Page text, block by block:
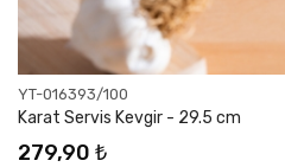
YT-016393/100
Karat Servis Kevgir - 29.5 cm
279,90 ₺